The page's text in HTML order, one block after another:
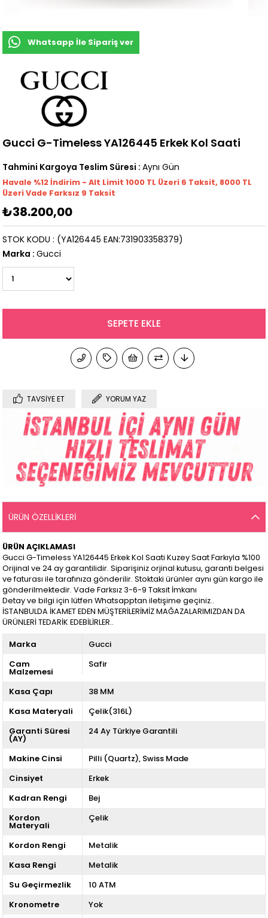
Whatsapp İle Sipariş ver
Gucci G-Timeless YA126445 Erkek Kol Saati
Tahmini Kargoya Teslim Süresi : Aynı Gün
Havale %12 İndirim - Alt Limit 1000 TL Üzeri 6 Taksit, 8000 TL
Üzeri Vade Farksız 9 Taksit
₺38.200,00
(YA126445 EAN:731903358379)
STOK KODU
Marka : Gucci
TAVSIYE ET YORUM YAZ
ÜRÜN ÖZELLIKLERI
ÜRÜN AÇIKLAMASI
Gucci G-Timeless YA126445 Erkek Kol Saati Kuzey Saat Farkıyla %100
Orijinal ve 24 ay garantilidir. Siparişiniz orjinal kutusu, garanti belgesi
ve faturası ile tarafınıza gönderilir. Stoktaki ürünler aynı gün kargo ile
gönderilmektedir. Vade Farksız 3-6-9 Taksit İmkanı
Detay ve bilgi için lütfen Whatsapptan iletişime geçiniz..
İSTANBULDA İKAMET EDEN MÜŞTERİLERİMİZ MAĞAZALARIMIZDAN DA
ÜRÜNLERİ TEDARİK EDEBİLİRLER..
Marka
Gucci
Cam
Malzemesi
Safir
Kasa Çapı
38 MM
Kasa Materyali
Çelik(316L)
Garanti Süresi
(AY)
24 Ay Türkiye Garantili
Makine Cinsi Pilli (Quartz) Swiss Made
Cinsiyet
Erkek
Kadran Rengi
Bej
Kordon
Materyali
Çelik
Kordon Rengi
Metalik
Kasa Rengi
Metalik
Su Geçirmezlik
10 ATM
Kronometre
Yok